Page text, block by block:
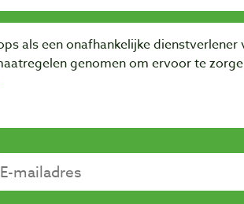
als een onafhankelijke
genomen om ervoor te